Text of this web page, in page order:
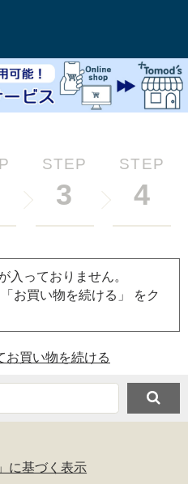
STEP
3
STEP
4
入っておりません。
お買い物を続ける」 をク
お買い物を続ける
に基づく表示